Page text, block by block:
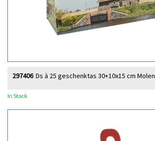
Ds à 25 geschenktas 30+10x15 cm Molen
297406
In Stock